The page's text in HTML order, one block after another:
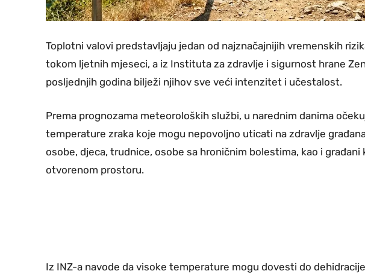
Toplotni valovi predstavljaju jedan od najznačajnijih vremenskih
tokom ljetnih mjeseci, a iz Instituta za zdravlje i sigurnost hrane
posljednjih godina bilježi njihov sve veći intenzitet i učestalost.
Prema prognozama meteoroloških službi, u narednim danima
temperature zraka koje mogu nepovoljno uticati na zdravlje
osobe, djeca, trudnice, osobe sa hroničnim bolestima, kao i građani
otvorenom prostoru.
Iz INZ-a navode da visoke temperature mogu dovesti do